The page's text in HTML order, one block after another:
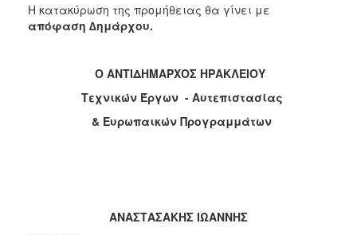
Η κατακύρωση της προμήθειας θα γίνει με
απόφαση ∆ημάρχου.
Ο ΑΝΤΙΔΗΜΑΡΧΟΣ ΗΡΑΚΛΕΙΟΥ
Τεχνικών Έργων - Αυτεπιστασίας
& Ευρωπαικών Προγραμμάτων
ΑΝΑΣΤΑΣΑΚΗΣ ΙΩΑΝΝΗΣ